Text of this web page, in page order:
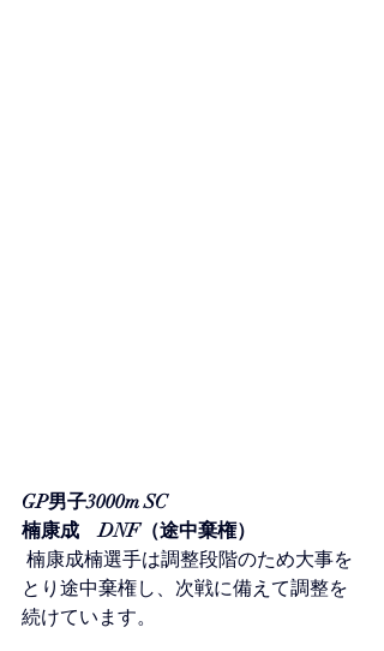
GP男子3000m SC
楠康成　DNF（途中棄権）
とり途中棄権し、次戦に備えて調整を
続けています。